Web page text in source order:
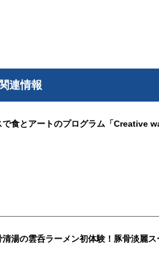
連情報
で食とアートのプログラム「Creative
湯の雲呑ラーメン初体験！豚骨淡麗ス